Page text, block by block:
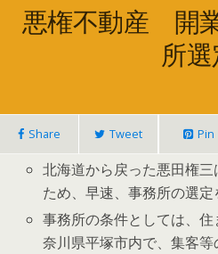
悪権不動産 開
所
Share Tweet Pin
北海道から戻った悪田権
ため、早速、事務所の選定
事務所の条件としては、
奈川県平塚市内で、集客